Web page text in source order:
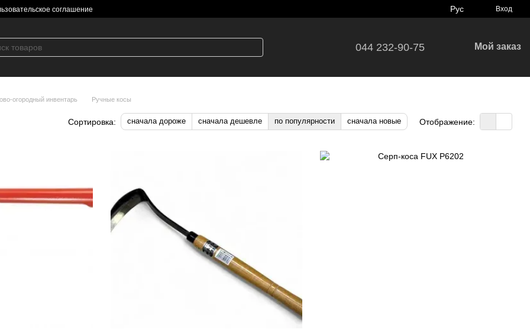
соглашение Рус Вход
044 232-90-75 Мой заказ
огородный инвентарь Ручные косы
Сортировка: сначала дороже сначала дешевле по популярности сначала новые Отображение: